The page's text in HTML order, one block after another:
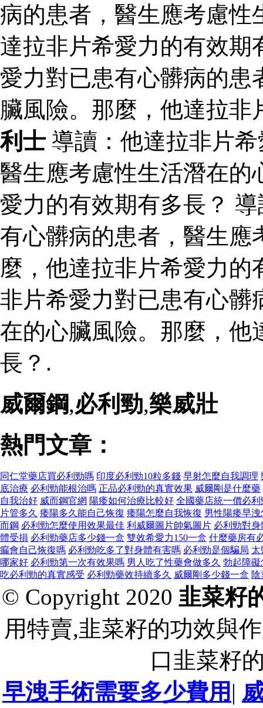
病的患者，醫生應考慮性
達拉非片希愛力的有效期
愛力對已患有心髒病的患
臟風險。那麼，他達拉
利士 導讀：他達拉非片
醫生應考慮性生活潛在的
愛力的有效期有多長？
有心髒病的患者，醫生應
麼，他達拉非片希愛力
非片希愛力對已患有心髒
在的心臟風險。那麼，他
長？.
威爾鋼,必利勁,樂威壯
熱門文章：
同仁堂藥店買必利勁嗎 印度必利勁10粒多錢 早射怎麼自我調理
底治療 必利勁能根治嗎 正品必利勁的真實效果 威爾剛是什麼藥
自我治好 威而鋼官網 陽痿如何治療比較好 全國藥店統一價必利
片管多久 痿陽多久能自己恢復 痿陽怎麼自我恢復 男性陽痿早洩
而鋼 必利勁怎麼使用效果最佳 利威爾圖片帥氣圖片 必利勁對
體受損 必利勁藥店多少錢一盒 雙效希愛力150一盒 什麼藥房有
瘺會自己恢復嗎 必利勁吃多了對身體有害嗎 必利勁是個騙局 太
哪家好 必利勁第一次有效果嗎 男人吃了性藥會做多久 勃起障礙
吃必利勁的真實感受 必利勁藥效持續多久 威爾剛多少錢一盒
© Copyright 2020 韭菜籽
用特賣,韭菜籽的功效與
口韭菜籽
早洩手術需要多少費用 |